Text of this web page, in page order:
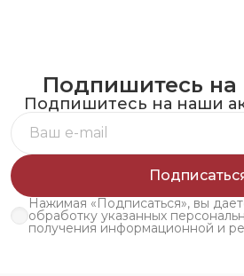
Подпишитесь на
Подпишитесь на наши
Нажимая «Подписаться», вы
обработку указанных
получения информационной и